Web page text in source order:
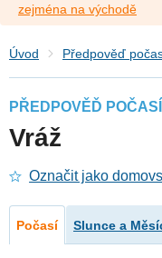
zejména na východě
Úvod Předpověď
PŘEDPOVĚĎ POČASÍ
Vráž
Označit jako
Počasí Slunce a